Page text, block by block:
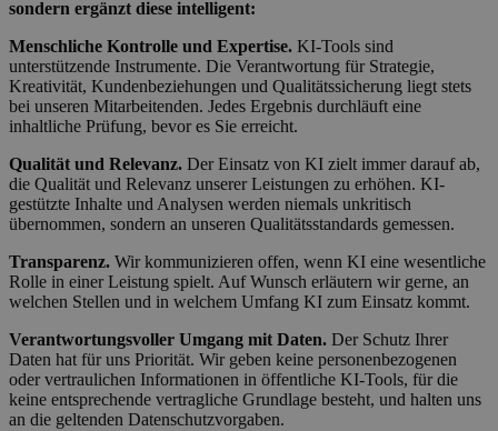
sondern ergänzt diese intelligent:
Menschliche Kontrolle und Expertise. KI-Tools sind
unterstützende Instrumente. Die Verantwortung für Strategie,
Kreativität, Kundenbeziehungen und Qualitätssicherung liegt stets
bei unseren Mitarbeitenden. Jedes Ergebnis durchläuft eine
inhaltliche Prüfung, bevor es Sie erreicht.
Qualität und Relevanz. Der Einsatz von KI zielt immer darauf ab,
die Qualität und Relevanz unserer Leistungen zu erhöhen. KI-
gestützte Inhalte und Analysen werden niemals unkritisch
übernommen, sondern an unseren Qualitätsstandards gemessen.
Transparenz. Wir kommunizieren offen, wenn KI eine wesentliche
Rolle in einer Leistung spielt. Auf Wunsch erläutern wir gerne, an
welchen Stellen und in welchem Umfang KI zum Einsatz kommt.
Verantwortungsvoller Umgang mit Daten. Der Schutz Ihrer
Daten hat für uns Priorität. Wir geben keine personenbezogenen
oder vertraulichen Informationen in öffentliche KI-Tools, für die
keine entsprechende vertragliche Grundlage besteht, und halten uns
an die geltenden Datenschutzvorgaben.